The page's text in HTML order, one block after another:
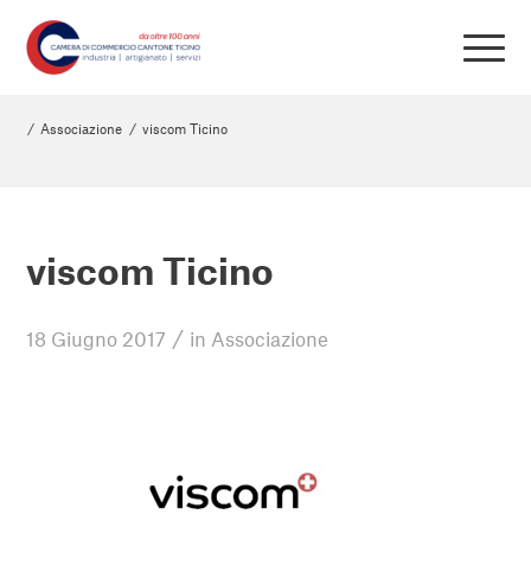
/ Associazione / viscom Ticino
viscom Ticino
18 Giugno 2017 / in Associazione